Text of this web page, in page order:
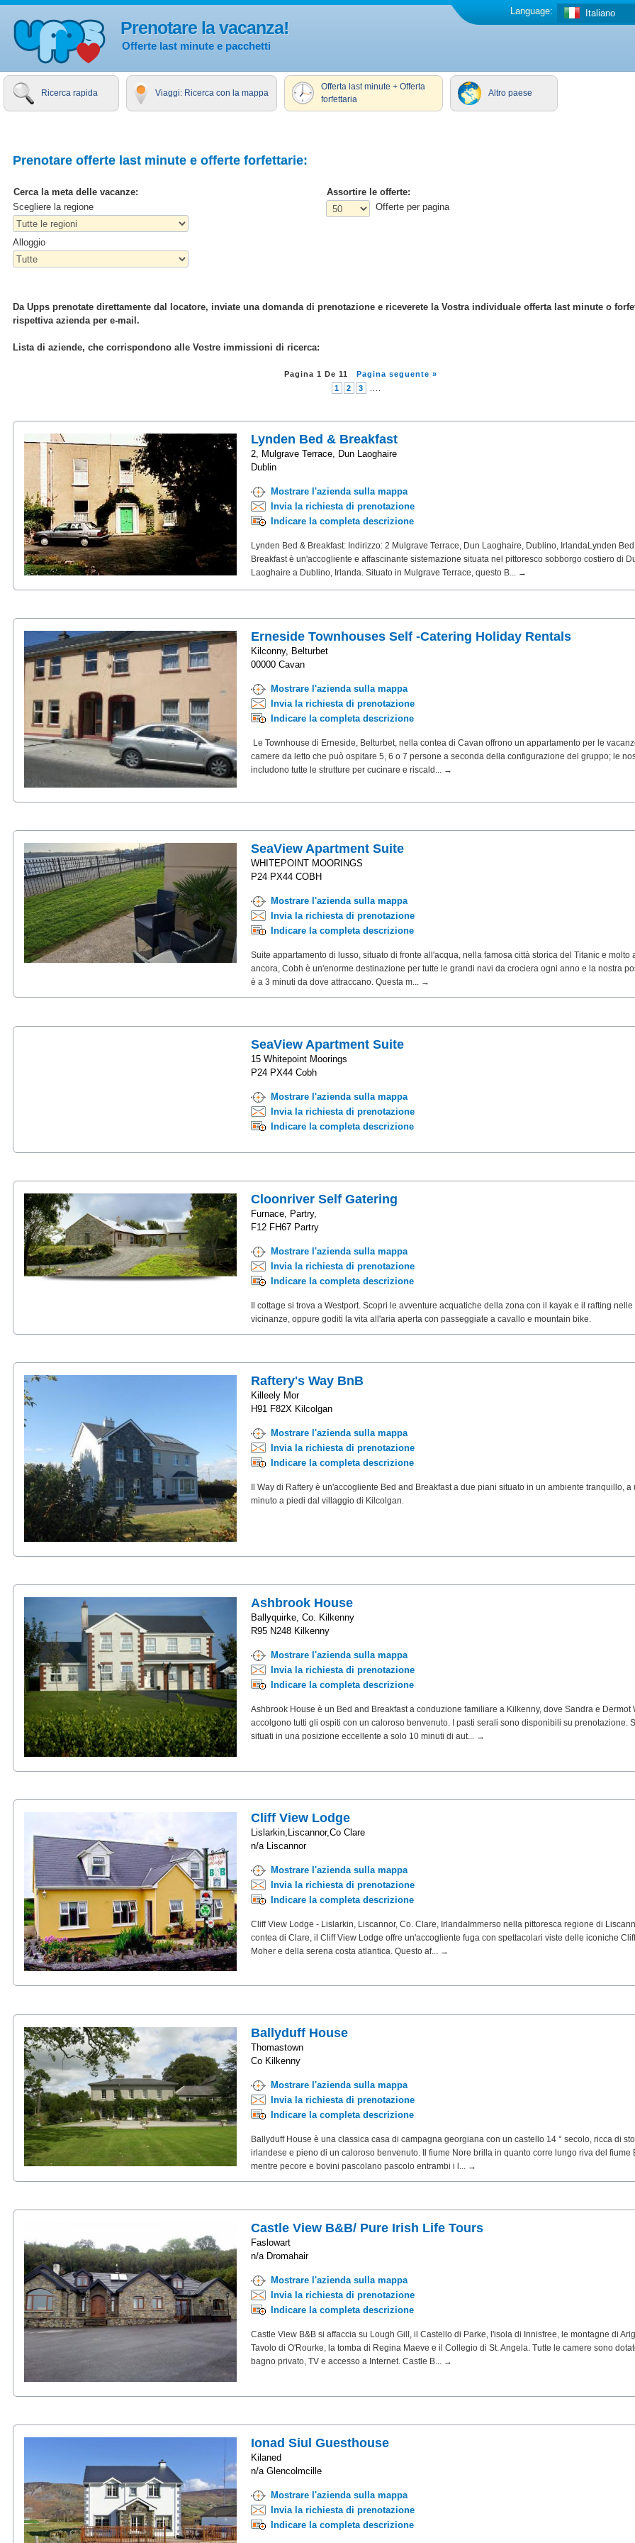
Prenotare la vacanza!
Offerte last minute e pacchetti
Italiano
Language:
Ricerca rapida Viaggi: Ricerca con la mappa
Offerta last minute + Offerta
forfettaria
Altro paese
Prenotare offerte last minute e offerte forfettarie:
Cerca la meta delle vacanze:
Scegliere la regione
Alloggio
Assortire le offerte:
Offerte per pagina
Da Upps prenotate direttamente dal locatore, inviate una domanda di prenotazione e riceverete la Vostra individuale offerta last minute o
rispettiva azienda per e-mail.
Lista di aziende, che corrispondono alle Vostre immissioni di ricerca:
Pagina 1 De 11
Pagina seguente »
1
2 3
Lynden Bed & Breakfast
2, Mulgrave Terrace, Dun Laoghaire
Dublin
Mostrare l'azienda sulla mappa
Invia la richiesta di prenotazione
Indicare la completa descrizione
Lynden Bed & Breakfast: Indirizzo: 2 Mulgrave Terrace, Dun Laoghaire, Dublino, IrlandaLynden
Breakfast è un'accogliente e affascinante sistemazione situata nel pittoresco sobborgo costiero di
Laoghaire a Dublino, Irlanda. Situato in Mulgrave Terrace, questo B... →
Erneside Townhouses Self -Catering Holiday Rentals
Kilconny, Belturbet
00000 Cavan
Mostrare l'azienda sulla mappa
Invia la richiesta di prenotazione
Indicare la completa descrizione
Le Townhouse di Erneside, Belturbet, nella contea di Cavan offrono un appartamento per le
camere da letto che può ospitare 5, 6 o 7 persone a seconda della configurazione del gruppo; le
includono tutte le strutture per cucinare e riscald... →
SeaView Apartment Suite
WHITEPOINT MOORINGS
P24 PX44 COBH
Mostrare l'azienda sulla mappa
Invia la richiesta di prenotazione
Indicare la completa descrizione
Suite appartamento di lusso, situato di fronte all'acqua, nella famosa città storica del Titanic e molto
ancora, Cobh è un'enorme destinazione per tutte le grandi navi da crociera ogni anno e la nostra
è a 3 minuti da dove attraccano. Questa m... →
SeaView Apartment Suite
15 Whitepoint Moorings
P24 PX44 Cobh
Mostrare l'azienda sulla mappa
Invia la richiesta di prenotazione
Indicare la completa descrizione
Cloonriver Self Gatering
Furnace, Partry,
F12 FH67 Partry
Mostrare l'azienda sulla mappa
Invia la richiesta di prenotazione
Indicare la completa descrizione
Il cottage si trova a Westport. Scopri le avventure acquatiche della zona con il kayak e il rafting nelle
vicinanze, oppure goditi la vita all'aria aperta con passeggiate a cavallo e mountain bike.
Raftery's Way BnB
Killeely Mor
H91 F82X Kilcolgan
Mostrare l'azienda sulla mappa
Invia la richiesta di prenotazione
Indicare la completa descrizione
Il Way di Raftery è un'accogliente Bed and Breakfast a due piani situato in un ambiente tranquillo, a
minuto a piedi dal villaggio di Kilcolgan.
Ashbrook House
Ballyquirke, Co. Kilkenny
R95 N248 Kilkenny
Mostrare l'azienda sulla mappa
Invia la richiesta di prenotazione
Indicare la completa descrizione
Ashbrook House è un Bed and Breakfast a conduzione familiare a Kilkenny, dove Sandra e Dermot
accolgono tutti gli ospiti con un caloroso benvenuto. I pasti serali sono disponibili su prenotazione.
situati in una posizione eccellente a solo 10 minuti di aut... →
Cliff View Lodge
Lislarkin,Liscannor,Co Clare
n/a Liscannor
Mostrare l'azienda sulla mappa
Invia la richiesta di prenotazione
Indicare la completa descrizione
Cliff View Lodge - Lislarkin, Liscannor, Co. Clare, IrlandaImmerso nella pittoresca regione di
contea di Clare, il Cliff View Lodge offre un'accogliente fuga con spettacolari viste delle iconiche
Moher e della serena costa atlantica. Questo af... →
Ballyduff House
Thomastown
Co Kilkenny
Mostrare l'azienda sulla mappa
Invia la richiesta di prenotazione
Indicare la completa descrizione
Ballyduff House è una classica casa di campagna georgiana con un castello 14 ° secolo, ricca di
irlandese e pieno di un caloroso benvenuto. Il fiume Nore brilla in quanto corre lungo riva del fiume
mentre pecore e bovini pascolano pascolo entrambi i l... →
Castle View B&B/ Pure Irish Life Tours
Faslowart
n/a Dromahair
Mostrare l'azienda sulla mappa
Invia la richiesta di prenotazione
Indicare la completa descrizione
Castle View B&B si affaccia su Lough Gill, il Castello di Parke, l'isola di Innisfree, le montagne di
Tavolo di O'Rourke, la tomba di Regina Maeve e il Collegio di St. Angela. Tutte le camere sono
bagno privato, TV e accesso a Internet. Castle B... →
Ionad Siul Guesthouse
Kilaned
n/a Glencolmcille
Mostrare l'azienda sulla mappa
Invia la richiesta di prenotazione
Indicare la completa descrizione